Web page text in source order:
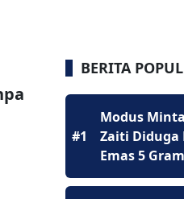
BERITA
#1
Modus
Zaiti Diduga
Emas 5